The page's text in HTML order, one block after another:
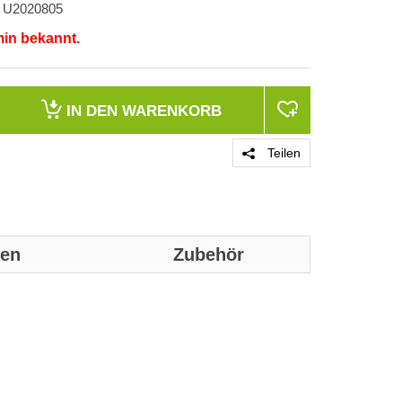
U2020805
bekannt.
IN DEN WARENKORB
Teilen
Zubehör